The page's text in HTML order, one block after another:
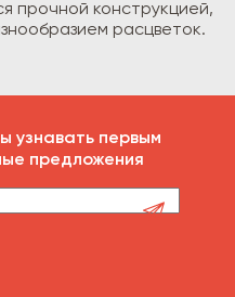
прочной конструкцией,
расцветок.
узнавать первым
предложения